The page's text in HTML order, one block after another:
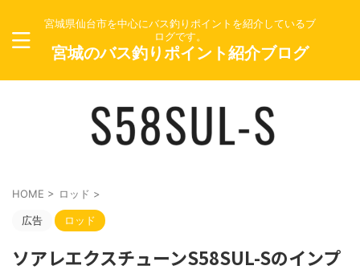
宮城県仙台市を中心にバス釣りポイントを紹介しているブ
ログです。
宮城のバス釣りポイント紹介ブログ
HOME > ロッド >
広告 ロッド
ソアレエクスチューンS58SUL-Sのインプ